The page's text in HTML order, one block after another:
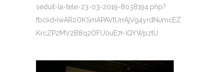
seduit-la-tele-23-03-2019-8038194.php?
fbclid=IwAR2OKSmAPAVtUrrAjVg4yrdNumcEZ
KrcZP2MV2B8q2OFU0uE7r-IQYWpztU